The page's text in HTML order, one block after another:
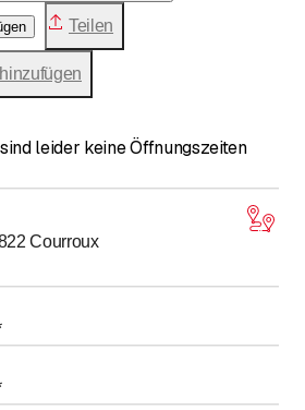
Teilen
leider keine Öffnungszeiten
Courroux